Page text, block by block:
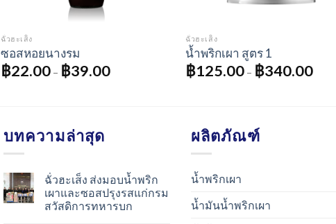
ฉั่วฮะเส็ง
ซอสหอยนางรม
฿22.00 – ฿39.00
ฉั่วฮะเส็ง
น้ำพริกเผา สูตร 1
฿125.00 – ฿340.00
บทความล่าสุด
ฉั่วฮะเส็ง ส่งมอบน้ำพริก
เผาและซอสปรุงรสแก่กรม
สวัสดิการทหารบก
ผลิตภัณฑ์
น้ำพริกเผา
น้ำมันน้ำพริกเผา